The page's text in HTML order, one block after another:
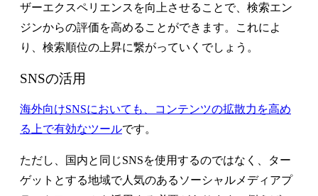
ザーエクスペリエンスを向上させることで、検索エン
ジンからの評価を高めることができます。これによ
り、検索順位の上昇に繋がっていくでしょう。
SNSの活用
海外向けSNSにおいても、コンテンツの拡散力を高め
る上で有効なツールです。
ただし、国内と同じSNSを使用するのではなく、ター
ゲットとする地域で人気のあるソーシャルメディアプ